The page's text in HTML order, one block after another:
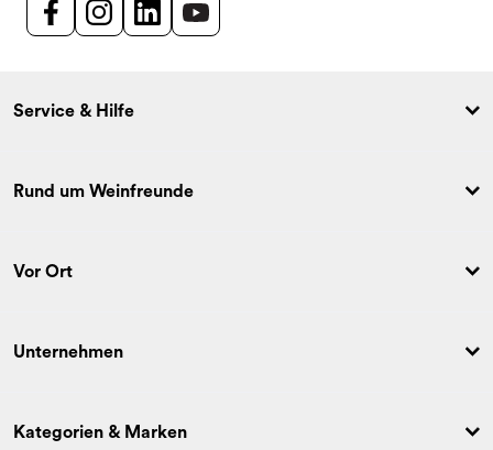
Service & Hilfe
Rund um Weinfreunde
Vor Ort
Unternehmen
Kategorien & Marken